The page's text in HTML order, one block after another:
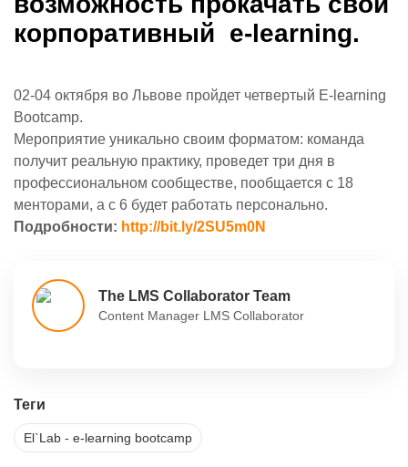
корпоративный e-learning.
02-04 октября во Львове пройдет четвертый E-learning
Bootcamp.
Мероприятие уникально своим форматом: команда
получит реальную практику, проведет три дня в
профессиональном сообществе, пообщается с 18
менторами, а с 6 будет работать персонально.
Подробности: http://bit.ly/2SU5m0N
The LMS Collaborator Team
Content Manager LMS Collaborator
Теги
El`Lab - e-learning bootcamp